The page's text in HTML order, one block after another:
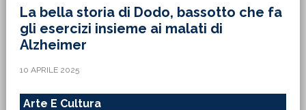
La bella storia di Dodo, bassotto che fa
gli esercizi insieme ai malati di
Alzheimer
10 APRILE 2025
Arte E Cultura